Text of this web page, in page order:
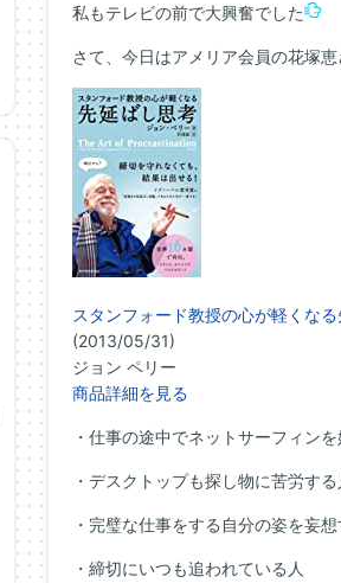
私もテレビの前で大興奮でした
さて、今日はアメリア会員の花塚
スタンフォード教授の心が軽くな
(2013/05/31)
ジョン ペリー
商品詳細を見る
・仕事の途中でネットサーフィン
・デスクトップも探し物に苦労する
・完璧な仕事をする自分の姿を妄想
・締切にいつも追われている人